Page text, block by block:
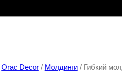
Orac Decor/ Молдинги/ Гибкий